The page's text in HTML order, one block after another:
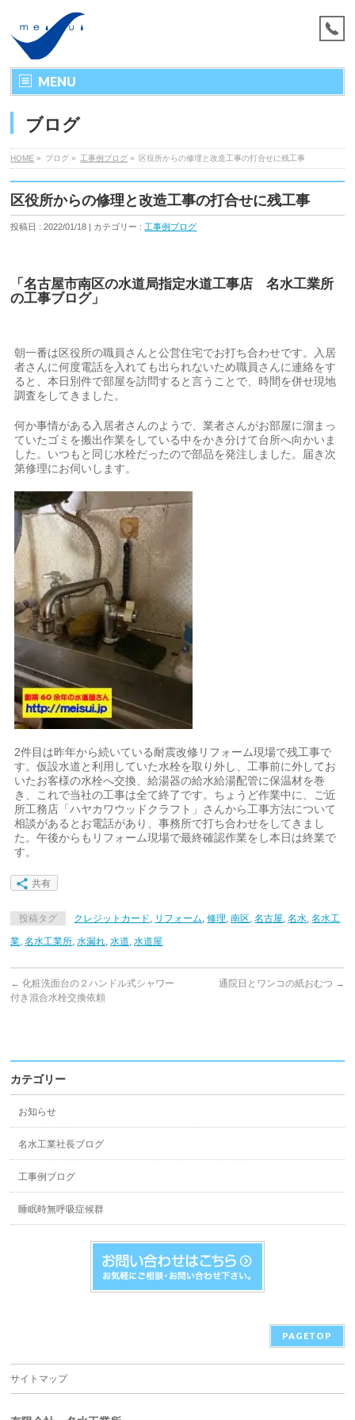
MENU
ブログ
HOME » ブログ » 工事例ブログ » 区役所からの修理と改造工事の打合せに残工事
区役所からの修理と改造工事の打合せに残工事
投稿日 : 2022/01/18 | カテゴリー : 工事例ブログ
「名古屋市南区の水道局指定水道工事店 名水工業所
の工事ブログ」
朝一番は区役所の職員さんと公営住宅でお打ち合わせです。入居
者さんに何度電話を入れても出られないため職員さんに連絡をす
ると、本日別件で部屋を訪問すると言うことで、時間を併せ現地
調査をしてきました。
何か事情がある入居者さんのようで、業者さんがお部屋に溜まっ
ていたゴミを搬出作業をしている中をかき分けて台所へ向かいま
した。いつもと同じ水栓だったので部品を発注しました。届き次
第修理にお伺いします。
2件目は昨年から続いている耐震改修リフォーム現場で残工事で
す。仮設水道と利用していた水栓を取り外し、工事前に外してお
いたお客様の水栓へ交換、給湯器の給水給湯配管に保温材を巻
き、これで当社の工事は全て終了です。ちょうど作業中に、ご近
所工務店「ハヤカワウッドクラフト」さんから工事方法について
相談があるとお電話があり、事務所で打ち合わせをしてきまし
た。午後からもリフォーム現場で最終確認作業をし本日は終業で
す。
共有
投稿タグ クレジットカード, リフォーム,修理,南区,名古屋,名水,名水工
業,名水工業所,水漏れ,水道,水道屋
← 化粧洗面台の２ハンドル式シャワー
付き混合水栓交換依頼
通院日とワンコの紙おむつ →
カテゴリー
お知らせ
名水工業社長ブログ
工事例ブログ
睡眠時無呼吸症候群
PAGETOP
サイトマップ